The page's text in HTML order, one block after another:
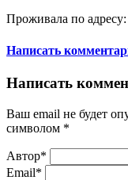
Проживала по
Написать
Написать
Ваш email не будет
символом *
Автор*
Email*